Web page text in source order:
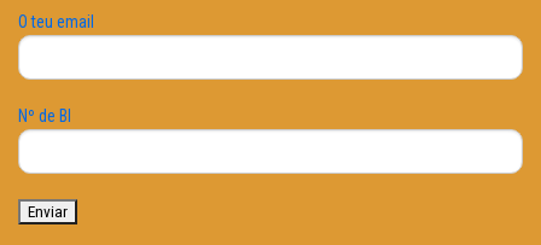
O teu email
Nº de BI